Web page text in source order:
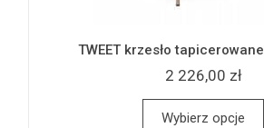
TWEET krzesło
2 226,00 zł
Wybierz opcje